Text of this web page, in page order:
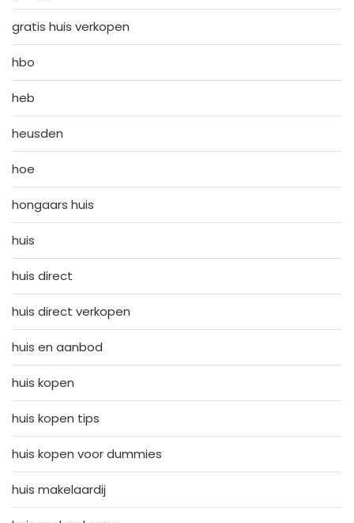
gratis huis verkopen
hbo
heb
heusden
hoe
hongaars huis
huis
huis direct
huis direct verkopen
huis en aanbod
huis kopen
huis kopen tips
huis kopen voor dummies
huis makelaardij